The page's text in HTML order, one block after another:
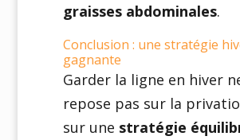
graisses abdominales.
Conclusion : une stratégie
gagnante
Garder la ligne en hiver
repose pas sur la
sur une stratégie